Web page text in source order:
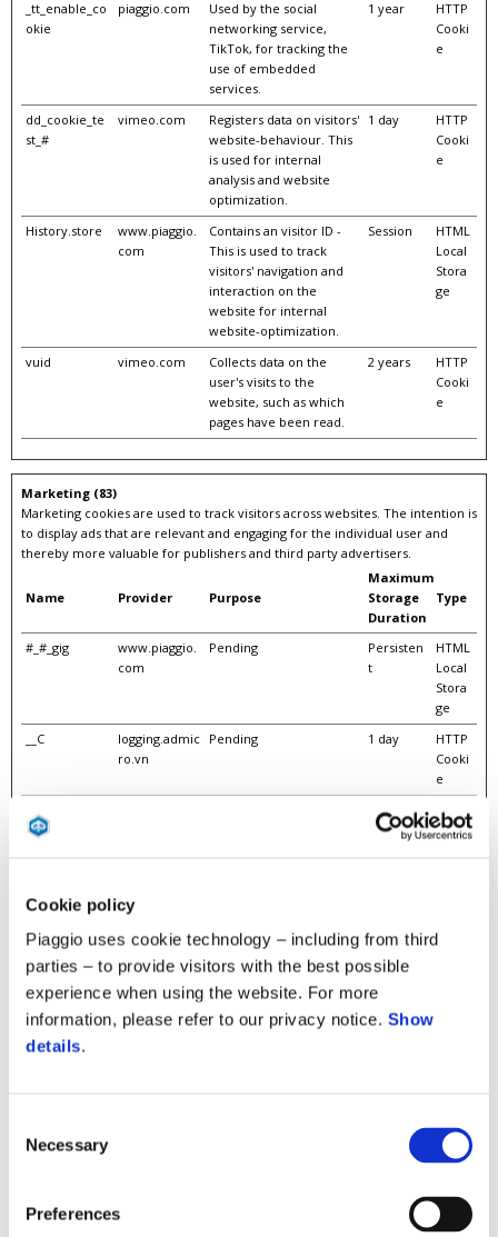
Cookie policy
Piaggio uses cookie technology – including from third
parties – to provide visitors with the best possible
experience when using the website. For more
information, please refer to our privacy notice. Show
details.
Selection
Necessary
Preferences
_tt_enable_co
okie
piaggio.com
Used by the social
networking service,
TikTok, for tracking the
use of embedded
services.
1 year
HTTP
Cooki
e
dd_cookie_te
st_#
vimeo.com
Registers data on visitors'
website-behaviour. This
is used for internal
analysis and website
optimization.
1 day
HTTP
Cooki
e
History.store
www.piaggio.
com
Contains an visitor ID -
This is used to track
visitors' navigation and
interaction on the
website for internal
website-optimization.
Session
HTML
Local
Stora
ge
vuid vimeo.com
Collects data on the
user's visits to the
website, such as which
pages have been read.
2 years
HTTP
Cooki
e
Marketing (83)
Marketing cookies are used to track visitors across websites. The intention is
to display ads that are relevant and engaging for the individual user and
thereby more valuable for publishers and third party advertisers.
Name Provider Purpose
Maximum
Storage
Duration
Type
#_#_gig
www.piaggio.
com
Pending
Persisten
t
HTML
Local
Stora
ge
__C
logging.admic
ro.vn
Pending 1 day
HTTP
Cooki
e
400 days
HTTP
Cooki
__IP
static.amcdn.
Stora
__R
static.amcdn.
vn
Pending
Persisten
t
Stora
ge
KEN
Cooki
e